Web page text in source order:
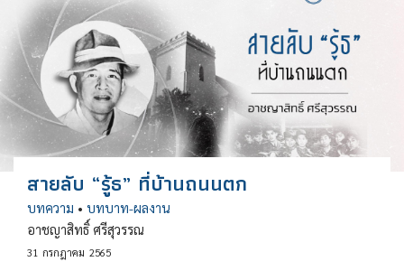
สายลับ “รู้ธ” ที่บ้านถนนตก
บทความ • บทบาท-ผลงาน
อาชญาสิทธิ์ ศรีสุวรรณ
31 กรกฎาคม 2565